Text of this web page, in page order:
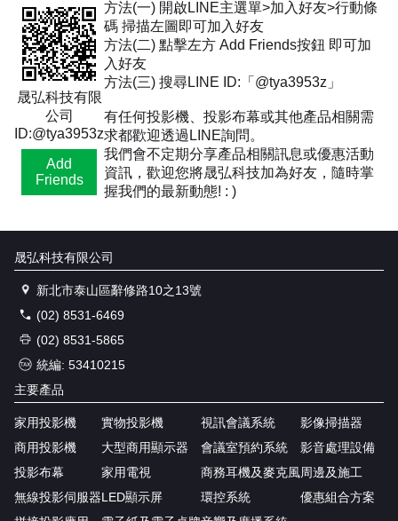
晟弘科技有限
公司
ID:@tya3953z
Add
Friends
方法(一) 開啟LINE主選單>加入好友>行動條
碼 掃描左圖即可加入好友
方法(二) 點擊左方 Add Friends按鈕 即可加
入好友
方法(三) 搜尋LINE ID:「@tya3953z」
有任何投影機、投影布幕或其他產品相關需
求都歡迎透過LINE詢問。
我們會不定期分享產品相關訊息或優惠活動
資訊，歡迎您將晟弘科技加為好友，隨時掌
握我們的最新動態! : )
晟弘科技有限公司
新北市泰山區辭修路10之13號
(02) 8531-6469
(02) 8531-5865
統編: 53410215
主要產品
家用投影機
商用投影機
投影布幕
無線投影伺服器
實物投影機
大型商用顯示器
家用電視
LED顯示屏
視訊會議系統
會議室預約系統
商務耳機及麥克風
環控系統
影像掃描器
影音處理設備
周邊及施工
優惠組合方案